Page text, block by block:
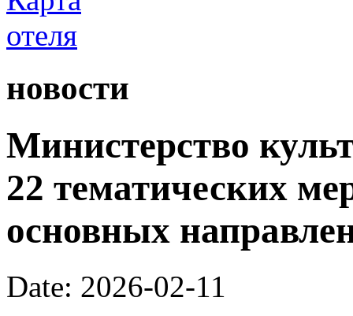
новости
Министерство
22 тематических
основных
Date: 2026-02-11